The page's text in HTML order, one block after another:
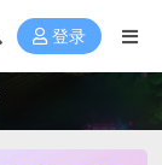
登录